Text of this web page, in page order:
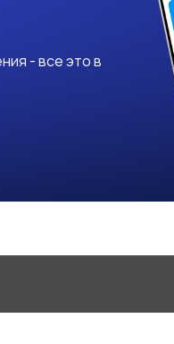
- все это в